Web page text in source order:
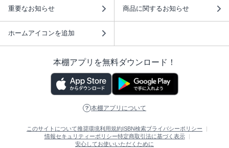
重要なお知らせ 商品に関するお知らせ
ホームアイコンを追加
本棚アプリを無料ダウンロード！
本棚アプリについて
このサイトについて推奨環境利用規約ISBN検索プライバシーポリシー
情報セキュリティーポリシー特定商取引法に基づく表示
安心してお使いいただくために